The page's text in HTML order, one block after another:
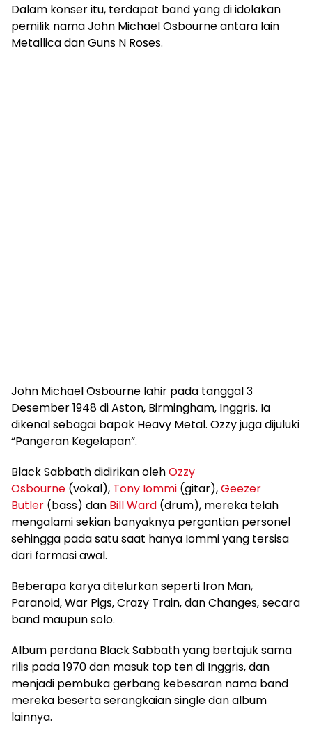
Dalam konser itu, terdapat band yang di idolakan
pemilik nama John Michael Osbourne antara lain
Metallica dan Guns N Roses.
John Michael Osbourne lahir pada tanggal 3
Desember 1948 di Aston, Birmingham, Inggris. Ia
dikenal sebagai bapak Heavy Metal. Ozzy juga dijuluki
“Pangeran Kegelapan”.
Black Sabbath didirikan olehOzzy
Osbourne (vokal), Tony Iommi (gitar),Geezer
Butler (bass) dan Bill Ward (drum), mereka telah
mengalami sekian banyaknya pergantian personel
sehingga pada satu saat hanya Iommi yang tersisa
dari formasi awal.
Beberapa karya ditelurkan seperti Iron Man,
Paranoid, War Pigs, Crazy Train, dan Changes, secara
band maupun solo.
Album perdana Black Sabbath yang bertajuk sama
rilis pada 1970 dan masuk top ten di Inggris, dan
menjadi pembuka gerbang kebesaran nama band
mereka beserta serangkaian single dan album
lainnya.